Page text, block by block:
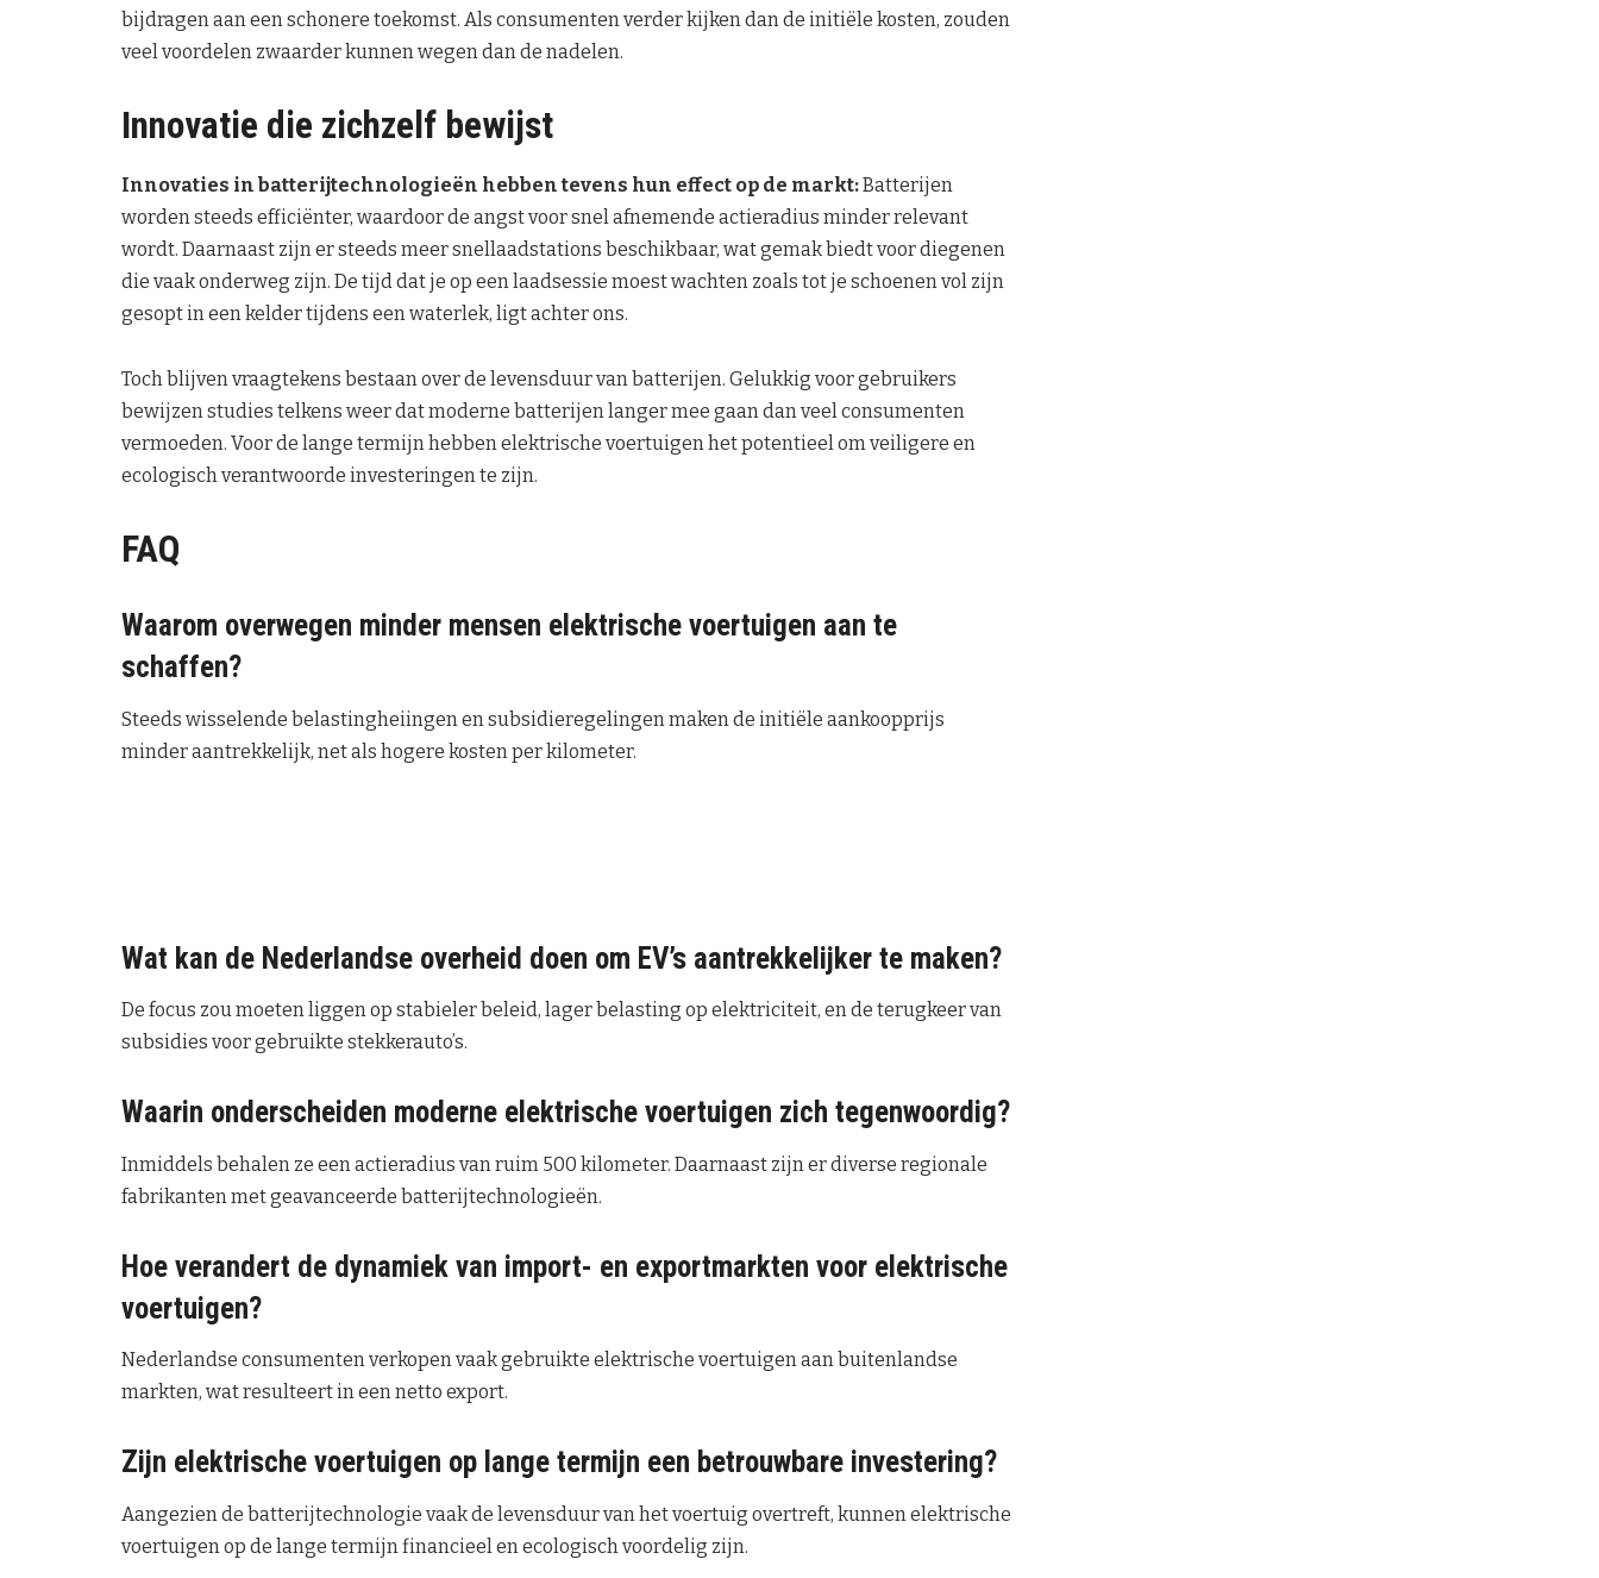
bijdragen aan een schonere toekomst. Als consumenten verder kijken dan de initiële kosten, zouden
veel voordelen zwaarder kunnen wegen dan de nadelen.
Innovatie die zichzelf bewijst
Innovaties in batterijtechnologieën hebben tevens hun effect op de markt:Batterijen
worden steeds efficiënter, waardoor de angst voor snel afnemende actieradius minder relevant
wordt. Daarnaast zijn er steeds meer snellaadstations beschikbaar, wat gemak biedt voor diegenen
die vaak onderweg zijn. De tijd dat je op een laadsessie moest wachten zoals tot je schoenen vol zijn
gesopt in een kelder tijdens een waterlek, ligt achter ons.
Toch blijven vraagtekens bestaan over de levensduur van batterijen. Gelukkig voor gebruikers
bewijzen studies telkens weer dat moderne batterijen langer mee gaan dan veel consumenten
vermoeden. Voor de lange termijn hebben elektrische voertuigen het potentieel om veiligere en
ecologisch verantwoorde investeringen te zijn.
FAQ
Waarom overwegen minder mensen elektrische voertuigen aan te
schaffen?
Steeds wisselende belastingheiingen en subsidieregelingen maken de initiële aankoopprijs
minder aantrekkelijk, net als hogere kosten per kilometer.
Wat kan de Nederlandse overheid doen om EV’s aantrekkelijker te maken?
De focus zou moeten liggen op stabieler beleid, lager belasting op elektriciteit, en de terugkeer van
subsidies voor gebruikte stekkerauto’s.
Waarin onderscheiden moderne elektrische voertuigen zich tegenwoordig?
Inmiddels behalen ze een actieradius van ruim 500 kilometer. Daarnaast zijn er diverse regionale
fabrikanten met geavanceerde batterijtechnologieën.
Hoe verandert de dynamiek van import- en exportmarkten voor elektrische
voertuigen?
Nederlandse consumenten verkopen vaak gebruikte elektrische voertuigen aan buitenlandse
markten, wat resulteert in een netto export.
Zijn elektrische voertuigen op lange termijn een betrouwbare investering?
Aangezien de batterijtechnologie vaak de levensduur van het voertuig overtreft, kunnen elektrische
voertuigen op de lange termijn financieel en ecologisch voordelig zijn.